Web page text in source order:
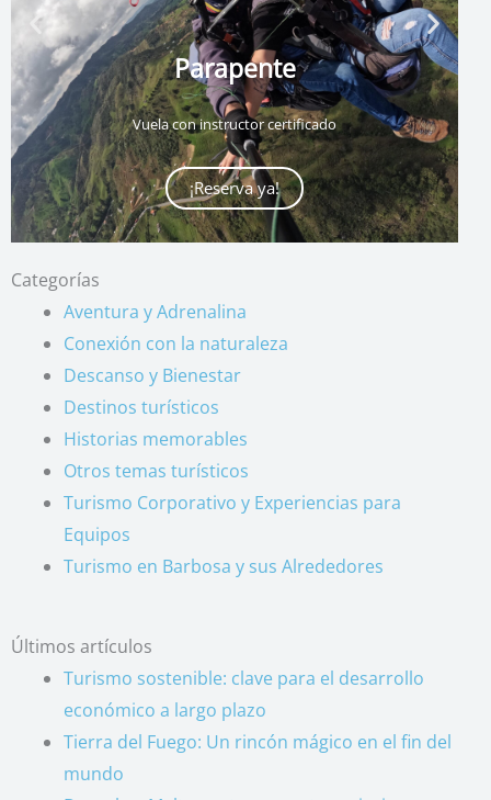
Parapente
Vuela con instructor certificado
¡Reserva ya!
Categorías
Aventura y Adrenalina
Conexión con la naturaleza
Descanso y Bienestar
Destinos turísticos
Historias memorables
Otros temas turísticos
Turismo Corporativo y Experiencias para
Equipos
Turismo en Barbosa y sus Alrededores
Últimos artículos
Turismo sostenible: clave para el desarrollo
económico a largo plazo
Tierra del Fuego: Un rincón mágico en el fin del
mundo